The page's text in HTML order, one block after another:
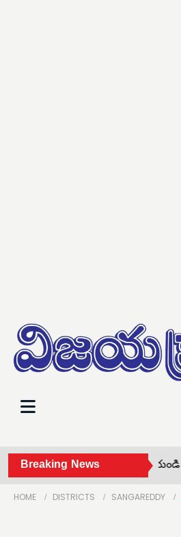
Breaking News
కాళేశ్వరం మోటార్లు ఆన్ చేయండి •
HOME DISTRICTS SANGAREDDY